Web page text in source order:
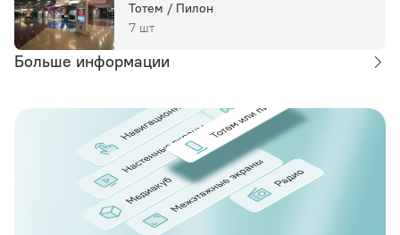
Тотем / Пилон
7 шт
Больше информации